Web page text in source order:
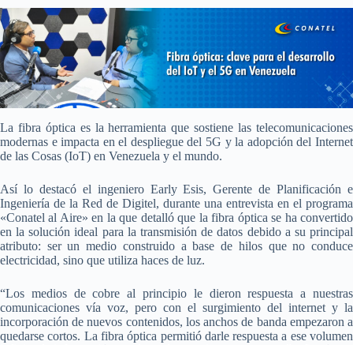
La fibra óptica es la herramienta que sostiene las telecomunicaciones
modernas e impacta en el despliegue del 5G y la adopción del Internet
de las Cosas (IoT) en Venezuela y el mundo.
Así lo destacó el ingeniero Early Esis, Gerente de Planificación e
Ingeniería de la Red de Digitel, durante una entrevista en el programa
«Conatel al Aire» en la que detalló que la fibra óptica se ha convertido
en la solución ideal para la transmisión de datos debido a su principal
atributo: ser un medio construido a base de hilos que no conduce
electricidad, sino que utiliza haces de luz.
“Los medios de cobre al principio le dieron respuesta a nuestras
comunicaciones vía voz, pero con el surgimiento del internet y la
incorporación de nuevos contenidos, los anchos de banda empezaron a
quedarse cortos. La fibra óptica permitió darle respuesta a ese volumen